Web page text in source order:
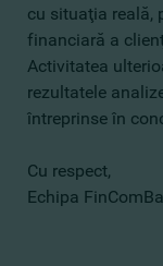
cu situaţia reală,
financiară a
Activitatea
rezultatele
întreprinse în
Cu respect,
Echipa